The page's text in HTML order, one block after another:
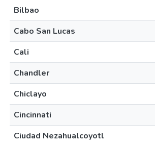
Bilbao
Cabo San Lucas
Cali
Chandler
Chiclayo
Cincinnati
Ciudad Nezahualcoyotl